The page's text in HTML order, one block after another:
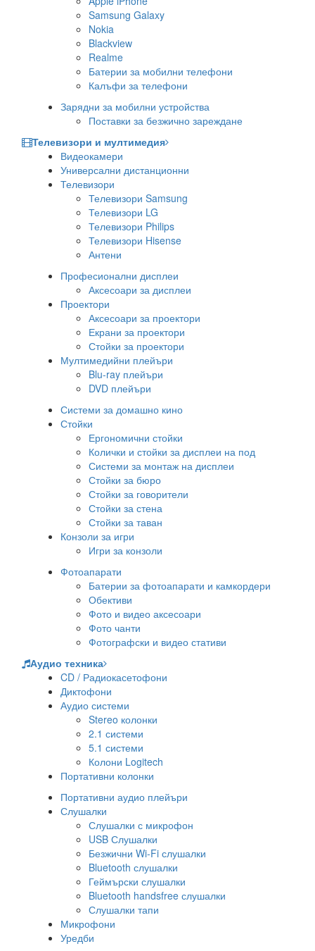
Samsung Galaxy
Nokia
Blackview
Realme
Батерии за мобилни телефони
Калъфи за телефони
Зарядни за мобилни устройства
Поставки за безжично зареждане
Телевизори и мултимедия
Видеокамери
Универсални дистанционни
Телевизори
Телевизори Samsung
Телевизори LG
Телевизори Philips
Телевизори Hisense
Антени
Професионални дисплеи
Аксесоари за дисплеи
Проектори
Аксесоари за проектори
Екрани за проектори
Стойки за проектори
Мултимедийни плейъри
Blu-ray плейъри
DVD плейъри
Системи за домашно кино
Стойки
Ергономични стойки
Колички и стойки за дисплеи на под
Системи за монтаж на дисплеи
Стойки за бюро
Стойки за говорители
Стойки за стена
Стойки за таван
Конзоли за игри
Игри за конзоли
Фотоапарати
Батерии за фотоапарати и камкордери
Обективи
Фото и видео аксесоари
Фото чанти
Фотографски и видео стативи
Аудио техника
CD / Радиокасетофони
Диктофони
Аудио системи
Stereo колонки
2.1 системи
5.1 системи
Колони Logitech
Портативни колонки
Портативни аудио плейъри
Слушалки
Слушалки с микрофон
USB Слушалки
Безжични Wi-Fi слушалки
Bluetooth слушалки
Геймърски слушалки
Bluetooth handsfree слушалки
Слушалки тапи
Микрофони
Уредби